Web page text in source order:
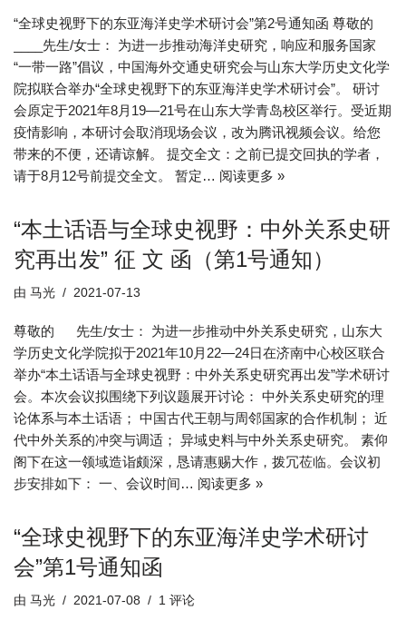
“全球史视野下的东亚海洋史学术研讨会”第2号通知函 尊敬的
____先生/女士： 为进一步推动海洋史研究，响应和服务国家
“一带一路”倡议，中国海外交通史研究会与山东大学历史文化学
院拟联合举办“全球史视野下的东亚海洋史学术研讨会”。 研讨
会原定于2021年8月19—21号在山东大学青岛校区举行。受近期
疫情影响，本研讨会取消现场会议，改为腾讯视频会议。给您
带来的不便，还请谅解。 提交全文：之前已提交回执的学者，
请于8月12号前提交全文。 暂定… 阅读更多 »
“本土话语与全球史视野：中外关系史研
究再出发” 征 文 函（第1号通知）
由 马光 2021-07-13
尊敬的 先生/女士： 为进一步推动中外关系史研究，山东大
学历史文化学院拟于2021年10月22—24日在济南中心校区联合
举办“本土话语与全球史视野：中外关系史研究再出发”学术研讨
会。本次会议拟围绕下列议题展开讨论： 中外关系史研究的理
论体系与本土话语； 中国古代王朝与周邻国家的合作机制； 近
代中外关系的冲突与调适； 异域史料与中外关系史研究。 素仰
阁下在这一领域造诣颇深，恳请惠赐大作，拨冗莅临。会议初
步安排如下： 一、会议时间… 阅读更多 »
“全球史视野下的东亚海洋史学术研讨
会”第1号通知函
由 马光 2021-07-08 1 评论